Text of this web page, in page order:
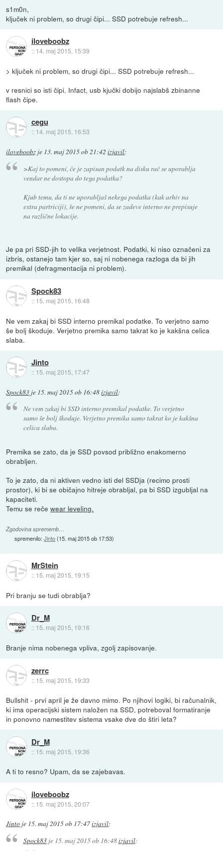
s1m0n,
ključek ni problem, so drugi čipi... SSD potrebuje refresh...
iloveboobz
:: 14. maj 2015, 15:39
> ključek ni problem, so drugi čipi... SSD potrebuje refresh...
v resnici so isti čipi. Infact, usb kjučki dobijo najslabš zbinanne
flash čipe.
cegu
:: 14. maj 2015, 16:53
iloveboobz je 13. maj 2015 ob 21:42 izjavil:
>Kaj to pomeni, če je zapisan podatk na disku rač se uporablja
vendar ne dostopa do tega podatka?
Kjub temu, da ti ne uporabljaš nekega podatka (kak arhiv na
extra partriciji), še ne pomeni, da se zadeve interno ne prepisuje
na različne lokacije.
Je pa pri SSD-jih to velika verjetnost. Podatki, ki niso označeni za
izbris, ostanejo tam kjer so, saj ni nobenega razloga da bi jih
premikal (defragmentacija ni problem).
Spock83
:: 15. maj 2015, 16:48
Ne vem zakaj bi SSD interno premikal podatke. To verjetno samo
še bolj škoduje. Verjetno premika samo takrat ko je kakšna celica
slaba.
Jinto
:: 15. maj 2015, 17:47
Spock83 je 15. maj 2015 ob 16:48izjavil:
Ne vem zakaj bi SSD interno premikal podatke. To verjetno
samo še bolj škoduje. Verjetno premika samo takrat ko je kakšna
celica slaba.
Premika se zato, da je SSD povsod približno enakomerno
obrabljen.
To je zato, da ni aktiven vedno isti del SSDja (recimo prosti
prostor), ki bi se običajno hitreje obrabljal, pa bi SSD izgubljal na
kapaciteti.
Temu se rečewear leveling.
Zgodovina sprememb…
spremenilo:Jinto(15. maj 2015 ob 17:53)
MrStein
:: 15. maj 2015, 19:15
Pri branju se tudi obrablja?
Dr_M
:: 15. maj 2015, 19:16
Branje nima nobenega vpliva, zgolj zapisovanje.
zerrc
:: 15. maj 2015, 19:33
Bullshit - prvi april je že davno mimo. Po njihovi logiki, bi računalnik,
ki ima operacijski sistem naložen na SSD, potreboval formatiranje
in ponovno namestitev sistema vsake dve do štiri leta?
Dr_M
:: 15. maj 2015, 19:36
A ti to resno? Upam, da se zajebavas.
iloveboobz
:: 15. maj 2015, 20:07
Jinto je 15. maj 2015 ob 17:47izjavil:
Spock83je 15. maj 2015 ob 16:48izjavil: